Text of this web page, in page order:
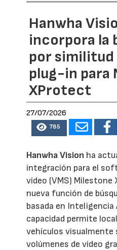
Hanwha
incorpora la
por similitud
plug-in para
XProtect
27/07/2026
785
Hanwha Vision ha
integración para el
vídeo (VMS)
nueva función de
basada en Inteligencia
capacidad permite
vehículos visualmente
volúmenes de vídeo